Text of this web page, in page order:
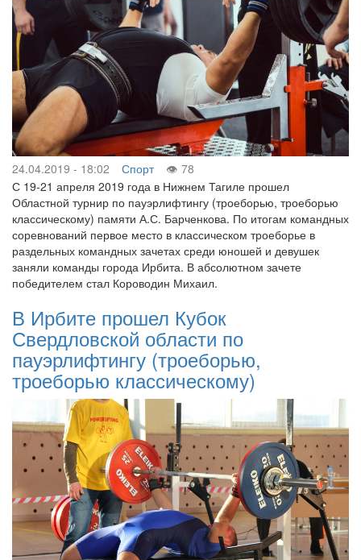
24.04.2019 - 18:02 Спорт
78
С 19-21 апреля 2019 года в Нижнем Тагиле прошел
Областной турнир по пауэрлифтингу (троеборью, троеборью
классическому) памяти А.С. Барченкова. По итогам командных
соревнований первое место в классическом троеборье в
раздельных командных зачетах среди юношей и девушек
заняли команды города Ирбита. В абсолютном зачете
победителем стал Короводин Михаил.
В Ирбите прошел Кубок
Свердловской области по
пауэрлифтингу (троеборью,
троеборью классическому)